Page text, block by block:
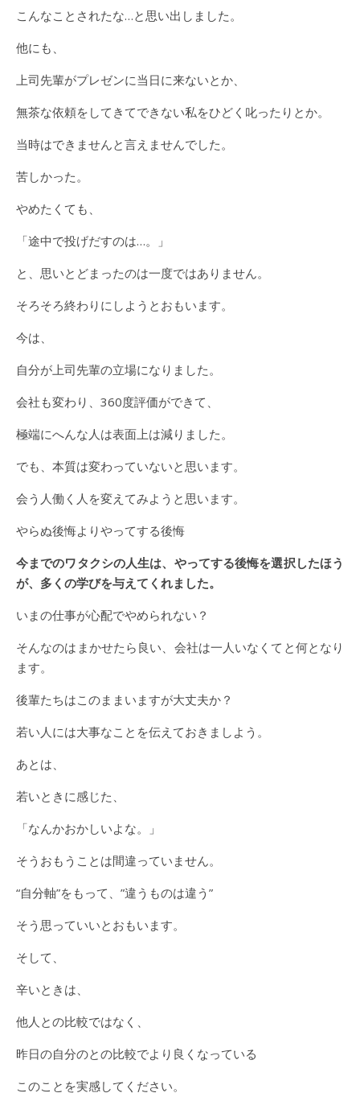
こんなことされたな…と思い出しました。
他にも、
上司先輩がプレゼンに当日に来ないとか、
無茶な依頼をしてきてできない私をひどく叱ったりとか。
当時はできませんと言えませんでした。
苦しかった。
やめたくても、
「途中で投げだすのは…。」
と、思いとどまったのは一度ではありません。
そろそろ終わりにしようとおもいます。
今は、
自分が上司先輩の立場になりました。
会社も変わり、360度評価ができて、
極端にへんな人は表面上は減りました。
でも、本質は変わっていないと思います。
会う人働く人を変えてみようと思います。
やらぬ後悔よりやってする後悔
今までのワタクシの人生は、やってする後悔を選択したほう
が、多くの学びを与えてくれました。
いまの仕事が心配でやめられない？
そんなのはまかせたら良い、会社は一人いなくてと何となり
ます。
後輩たちはこのままいますが大丈夫か？
若い人には大事なことを伝えておきましよう。
あとは、
若いときに感じた、
「なんかおかしいよな。」
そうおもうことは間違っていません。
“自分軸”をもって、”違うものは違う”
そう思っていいとおもいます。
そして、
辛いときは、
他人との比較ではなく、
昨日の自分のとの比較でより良くなっている
このことを実感してください。